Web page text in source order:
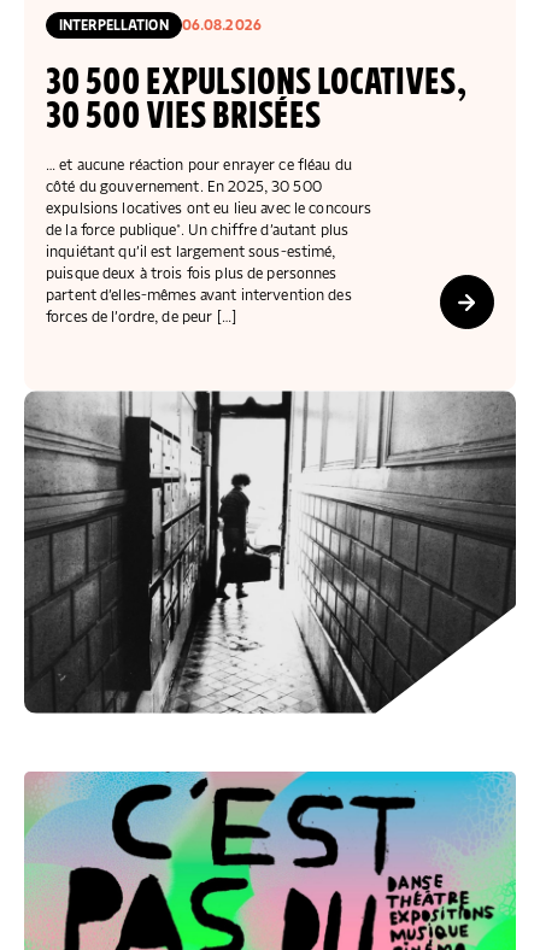
NOS AMIS, PARRAINS ET MARRAINES
NOS ÉVÉNEMENTS
ACCUEILLIR, ACCOMPAGNER, LOGER
DÉFENDRE L’ACCÈS AUX DROITS
RAPPORTS SUR L’ÉTAT DU MAL-LOGEMENT
S’ENGAGER AUTREMENT
FAIRE UN DON IFI
PARTENARIATS ENTREPRISES
RÉDUCTIONS FISCALES
INTERPELLATION 06.08.2026
30 500 EXPULSIONS LOCATIVES,
30 500 VIES BRISÉES
… et aucune réaction pour enrayer ce fléau du
côté du gouvernement. En 2025, 30 500
expulsions locatives ont eu lieu avec le concours
de la force publique*. Un chiffre d’autant plus
inquiétant qu’il est largement sous-estimé,
puisque deux à trois fois plus de personnes
partent d’elles-mêmes avant intervention des
forces de l’ordre, de peur […]